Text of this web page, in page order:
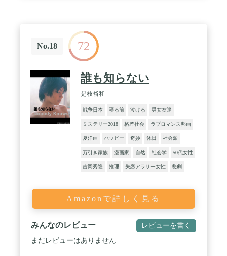
No.18 72
誰も知らない
是枝裕和
戦争日本 寝る前 泣ける 男女友達
ミステリー2018 格差社会 ラブロマンス邦画
夏洋画 ハッピー 奇妙 休日 社会派
万引き家族 漫画家 自然 社会学 50代女性
吉岡秀隆 推理 失恋アラサー女性 悲劇
Amazonで詳しく見る
みんなのレビュー レビューを書く
まだレビューはありません